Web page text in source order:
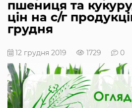
пшениця та
цін на с/г
грудня
12 грудня 2019 1729 0